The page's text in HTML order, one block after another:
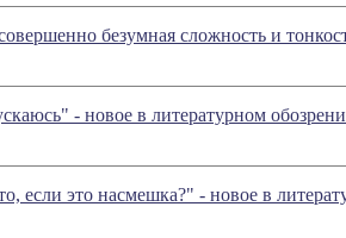
безумная сложность и
- новое в литературном
если это насмешка?" - новое в